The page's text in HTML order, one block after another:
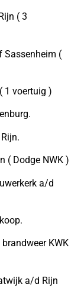
( 3
Sassenheim (
1 voertuig )
( Dodge NWK )
a/d
KWK
a/d Rijn